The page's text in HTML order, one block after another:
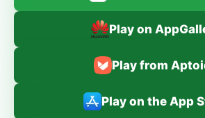
Play on
Play from
Play on the App